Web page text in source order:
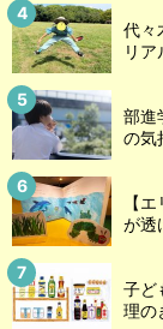
代々
リア
部進
の気
【
が透
子ど
理の